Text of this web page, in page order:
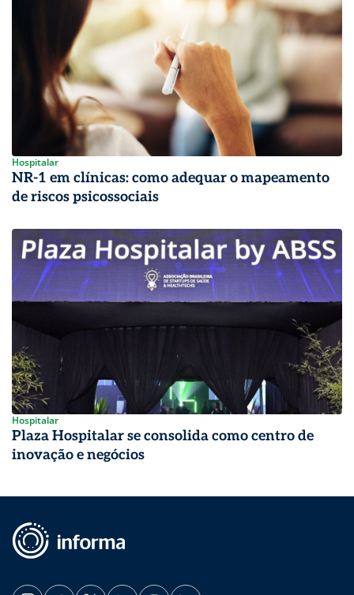
Hospitalar
NR-1 em clínicas: como adequar o mapeamento
de riscos psicossociais
Hospitalar
Plaza Hospitalar se consolida como centro de
inovação e negócios